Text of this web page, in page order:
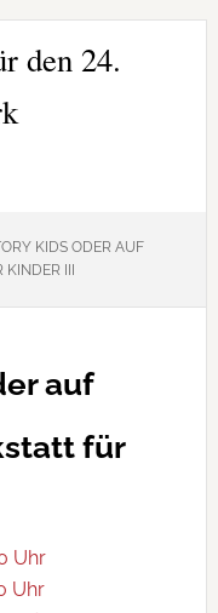
den 24.
KIDS ODER AUF
III
auf
für
Uhr
Uhr